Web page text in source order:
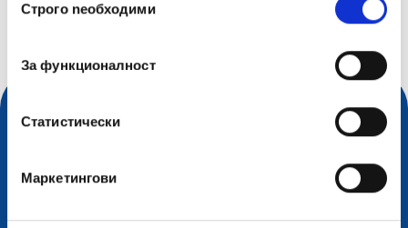
наСтрого nеобходими
За функционалност
Статистически
Маркетингови